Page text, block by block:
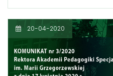
20-04-2020